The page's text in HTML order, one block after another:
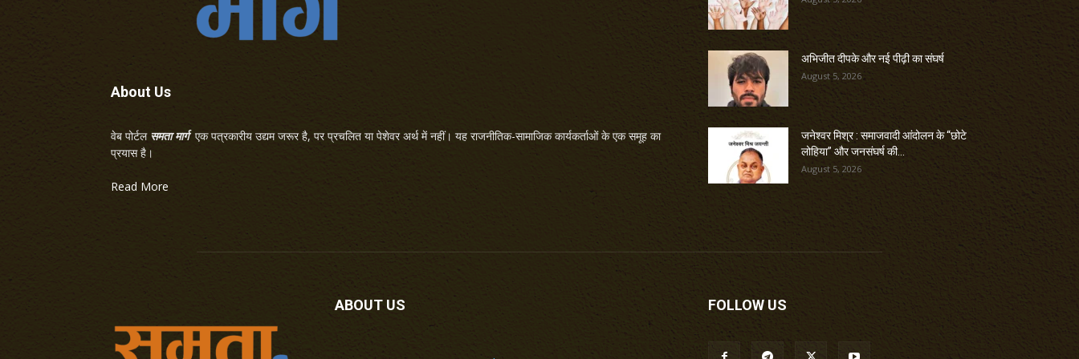
About Us
वेब पोर्टल समता मार्गएक पत्रकारीय उद्यम जरूर है, पर प्रचलित या पेशेवर अर्थ में नहीं। यह राजनीतिक-सामाजिक कार्यकर्ताओं के एक समूह का
प्रयास है।
Read More
अभिजीत दीपके और नई पीढ़ी का संघर्ष
August 5, 2026
जनेश्वर मिश्र : समाजवादी आंदोलन के “छोटे
लोहिया” और जनसंघर्ष की...
August 5, 2026
ABOUT US FOLLOW US